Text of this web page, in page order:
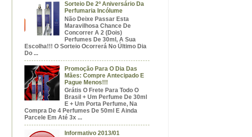
Sorteio De 2º Aniversário Da
Perfumaria Incólume
Não Deixe Passar Esta
Maravilhosa Chance De
Concorrer A 2 (dois)
Perfumes De 30ml, A Sua
Escolha!!! O Sorteio Ocorrerá No Último Dia
Do ...
Promoção Para O Dia Das
Mães: Compre Antecipado E
Pague Menos!!!
Grátis O Frete Para Todo O
Brasil + Um Perfume De 30ml
E + Um Porta Perfume, Na
Compra De 4 Perfumes De 50ml E Ainda
Parcele Em Até 3x ...
Informativo 2013/01